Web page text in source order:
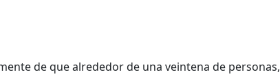
de que alrededor de una veintena de personas,